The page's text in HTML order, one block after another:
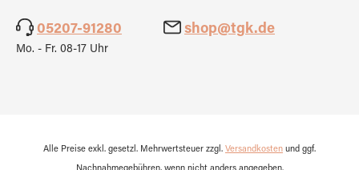
05207-91280 shop@tgk.de
Mo. - Fr. 08-17 Uhr
Alle Preise exkl. gesetzl. Mehrwertsteuer zzgl. Versandkosten und ggf.